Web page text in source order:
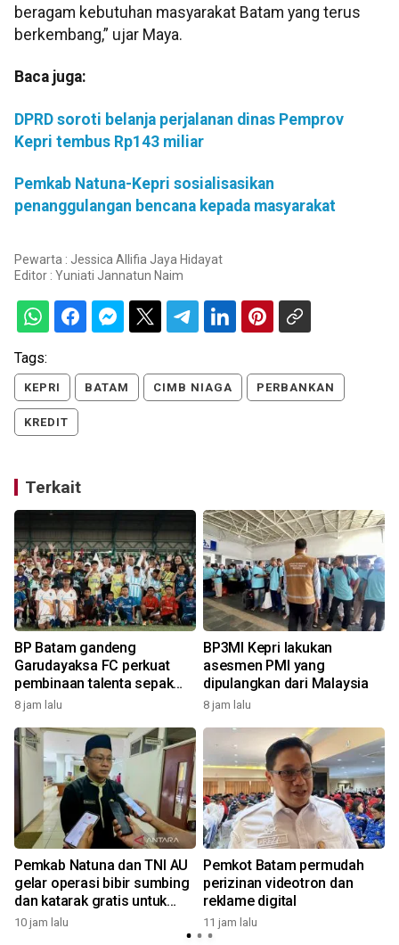
beragam kebutuhan masyarakat Batam yang terus
berkembang,” ujar Maya.
Baca juga:
DPRD soroti belanja perjalanan dinas Pemprov
Kepri tembus Rp143 miliar
Pemkab Natuna-Kepri sosialisasikan
penanggulangan bencana kepada masyarakat
Pewarta : Jessica Allifia Jaya Hidayat
Editor : Yuniati Jannatun Naim
Tags:
KEPRI BATAM CIMB NIAGA PERBANKAN
KREDIT
Terkait
BP Batam gandeng
Garudayaksa FC perkuat
pembinaan talenta sepak
bola usia dini
8 jam lalu
BP3MI Kepri lakukan
asesmen PMI yang
dipulangkan dari Malaysia
8 jam lalu
Pemkab Natuna dan TNI AU
gelar operasi bibir sumbing
dan katarak gratis untuk
warga
10 jam lalu
Pemkot Batam permudah
perizinan videotron dan
reklame digital
11 jam lalu